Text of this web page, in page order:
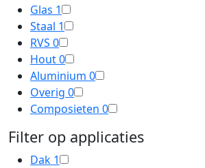
Glas 1
Staal 1
RVS 0
Hout0
Aluminium 0
Overig 0
Composieten 0
Filter op applicaties
Dak 1